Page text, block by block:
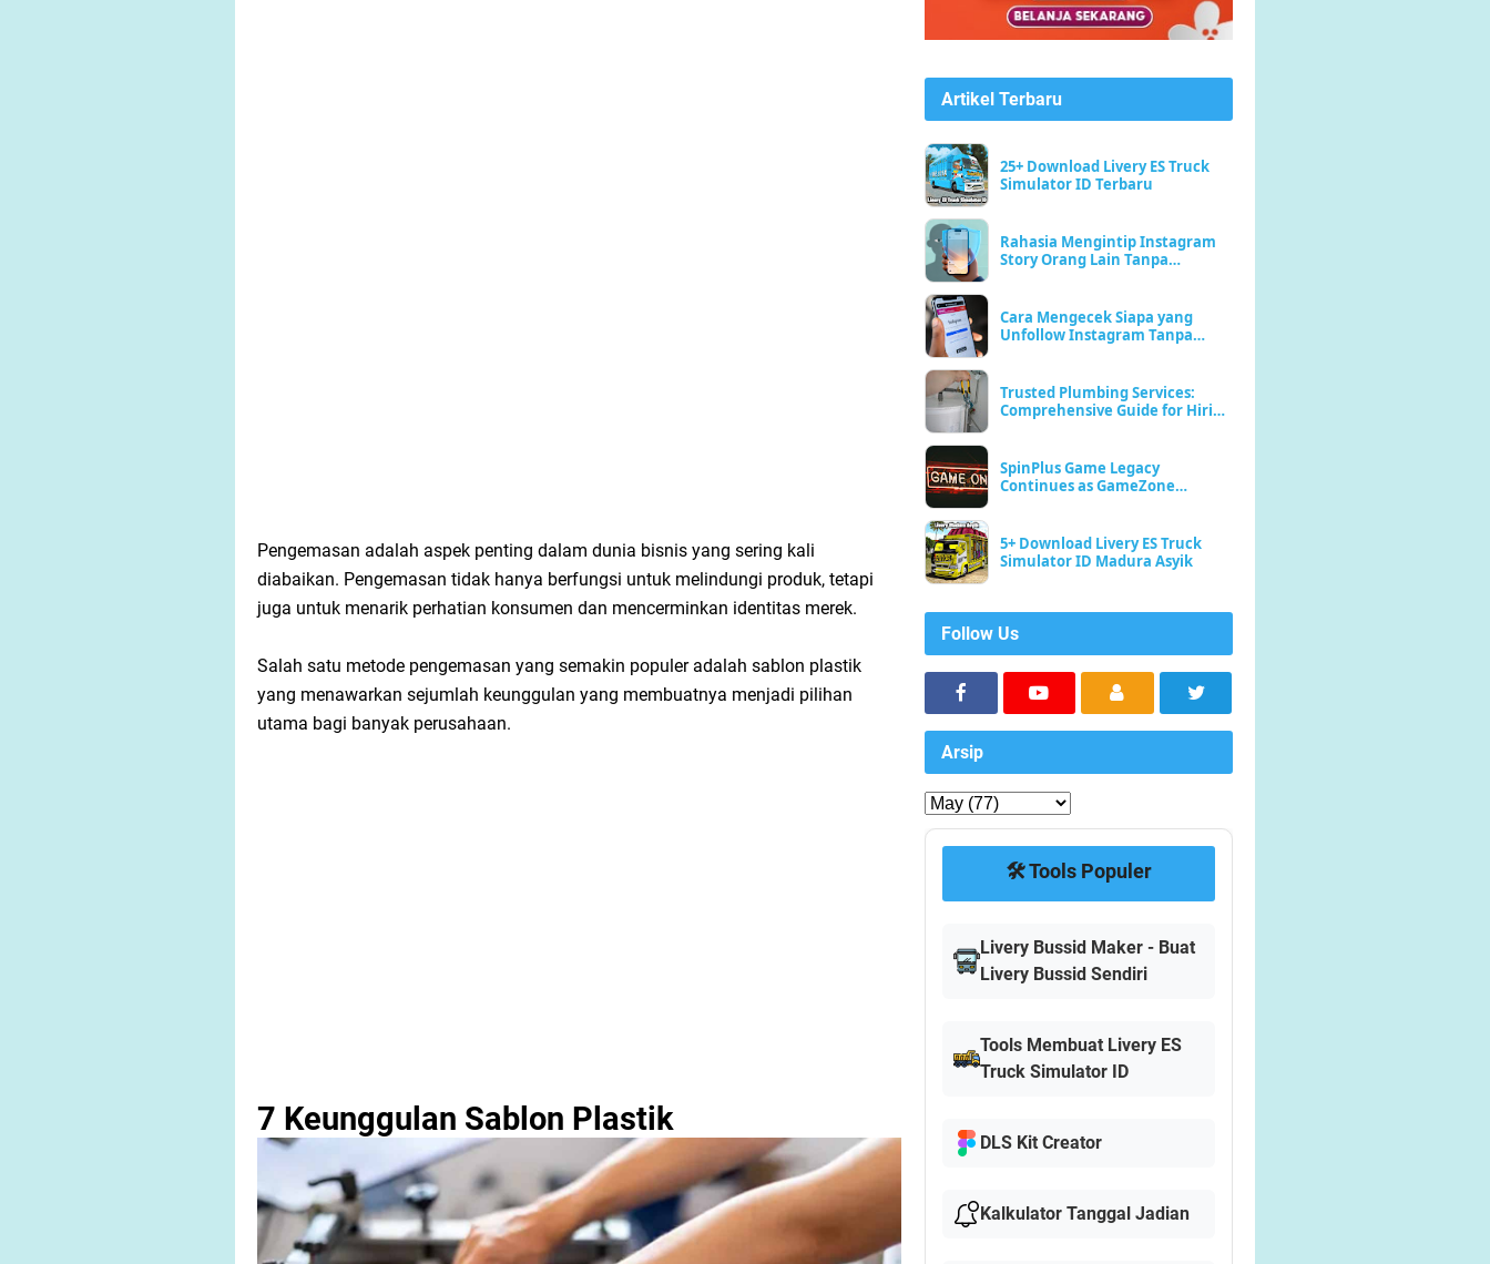
Pengemasan adalah aspek penting dalam dunia bisnis yang sering kali
diabaikan. Pengemasan tidak hanya berfungsi untuk melindungi produk, tetapi
juga untuk menarik perhatian konsumen dan mencerminkan identitas merek.
Salah satu metode pengemasan yang semakin populer adalah sablon plastik
yang menawarkan sejumlah keunggulan yang membuatnya menjadi pilihan
utama bagi banyak perusahaan.
7 Keunggulan Sablon Plastik
Artikel Terbaru
25+ Download Livery ES Truck
Simulator ID Terbaru
Rahasia Mengintip Instagram
Story Orang Lain Tanpa
Cara Mengecek Siapa yang
Unfollow Instagram Tanpa
Trusted Plumbing Services:
Comprehensive Guide for Hiring
SpinPlus Game Legacy
Continues as GameZone
5+ Download Livery ES Truck
Simulator ID Madura Asyik
Follow Us
Arsip
🛠️ Tools Populer
Livery Bussid Maker - Buat
Livery Bussid Sendiri
Tools Membuat Livery ES
Truck Simulator ID
DLS Kit Creator
Kalkulator Tanggal Jadian